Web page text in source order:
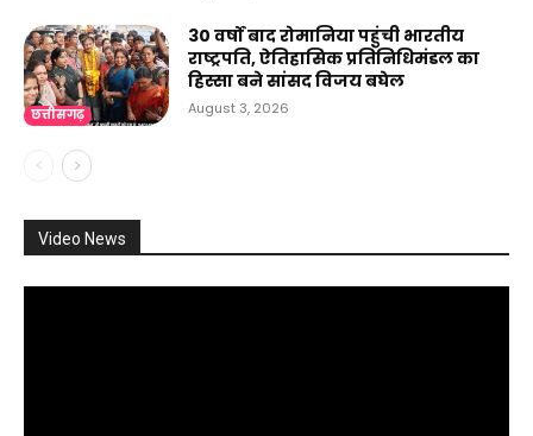
छत्तीसगढ़
30 वर्षों बाद रोमानिया पहुंची भारतीय
राष्ट्रपति, ऐतिहासिक प्रतिनिधिमंडल का
हिस्सा बने सांसद विजय बघेल
August 3, 2026
Video News